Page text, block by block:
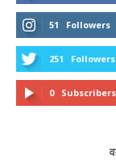
51 Followers
251 Followers
0 Subscribers